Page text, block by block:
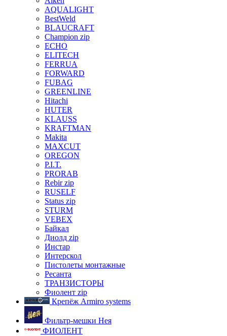
AQUALIGHT
BestWeld
BLAUCRAFT
Champion zip
ECHO
ELITECH
FERRUA
FORWARD
FUBAG
GREENLINE
Hitachi
HUTER
KLAUSS
KRAFTMAN
Makita
MAXCUT
OREGON
P.I.T.
PRORAB
Rebir zip
RUSELF
Status zip
STURM
VEBEX
Байкал
Диолд zip
Инстар
Интерскол
Пистолеты монтажные
Ресанта
ТРАНЗИСТОРЫ
Фиолент zip
Крепёж Armiro systems
Фильтр-мешки Нея
ФИОЛЕНТ